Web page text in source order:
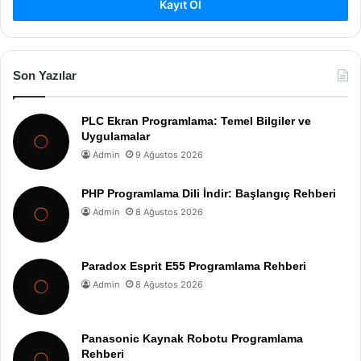
Kayıt Ol
Son Yazılar
PLC Ekran Programlama: Temel Bilgiler ve
Uygulamalar
Admin 9 Ağustos 2026
PHP Programlama Dili İndir: Başlangıç Rehberi
Admin 8 Ağustos 2026
Paradox Esprit E55 Programlama Rehberi
Admin 8 Ağustos 2026
Panasonic Kaynak Robotu Programlama
Rehberi